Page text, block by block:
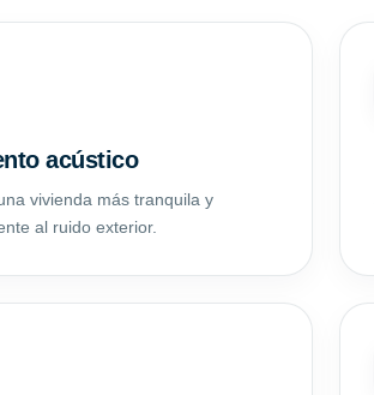
acústico
vivienda más tranquila y
al ruido exterior.